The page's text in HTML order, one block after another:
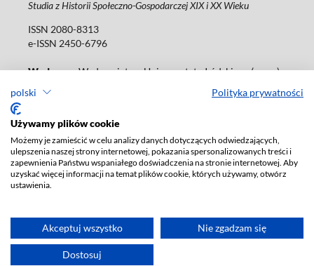
polski Polityka prywatności
Używamy plików cookie
Możemy je zamieścić w celu analizy danych dotyczących odwiedzających,
ulepszenia naszej strony internetowej, pokazania spersonalizowanych treści i
zapewnienia Państwu wspaniałego doświadczenia na stronie internetowej. Aby
uzyskać więcej informacji na temat plików cookie, których używamy, otwórz
ustawienia.
Akceptuj wszystko Nie zgadzam się
Dostosuj
Studia z Historii Społeczno-Gospodarczej XIX i XX Wieku
ISSN 2080-8313
e-ISSN 2450-6796
Wydawca: Wydawnictwo Uniwersytetu Łódzkiego (www)
Tel.: 42 235 01 65, fax: 42 66 55 86
Deklaracja dostępności